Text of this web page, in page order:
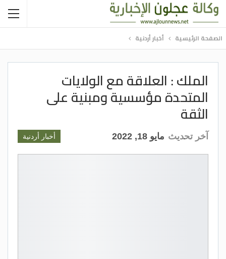
الصفحة الرئيسية أخبار أردنية
الملك : العلاقة مع الولايات
المتحدة مؤسسية ومبنية على
الثقة
أخبار أردنية آخر تحديث مايو 18, 2022